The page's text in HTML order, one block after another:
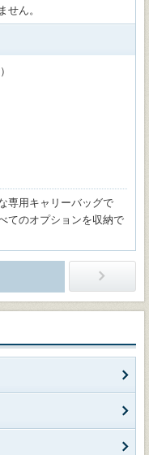
ん。
専用キャリーバッグで
てのオプションを収納で